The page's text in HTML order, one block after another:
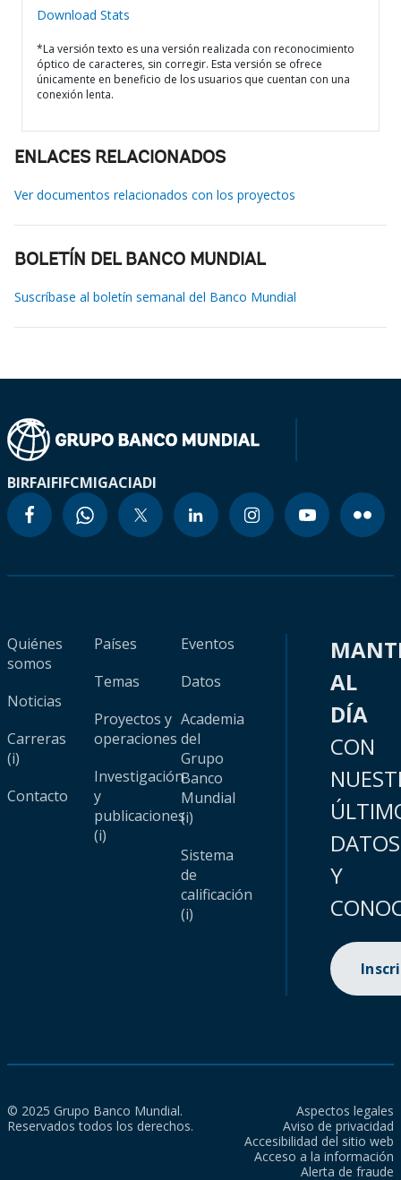
Download Stats
*La versión texto es una versión realizada con reconocimiento
óptico de caracteres, sin corregir. Esta versión se ofrece
únicamente en beneficio de los usuarios que cuentan con una
conexión lenta.
ENLACES RELACIONADOS
Ver documentos relacionados con los proyectos
BOLETÍN DEL BANCO MUNDIAL
Suscríbase al boletín semanal del Banco Mundial
BIRFAIFIFCMIGACIADI
Quiénes
somos
Noticias
Carreras
(i)
Contacto
Países
Temas
Proyectos y
operaciones
Investigación
y
publicaciones
(i)
Eventos
Datos
Academia
del
Grupo
Banco
Mundial
(i)
Sistema
de
calificación
(i)
AL
DÍA
CON
DATOS
Y
© 2025 Grupo Banco Mundial.
Reservados todos los derechos.
Aspectos legales
Aviso de privacidad
Accesibilidad del sitio web
Acceso a la información
Alerta de fraude